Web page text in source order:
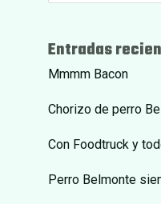
Entradas
Mmmm Bacon
Chorizo de perro
Con Foodtruck y
Perro Belmonte